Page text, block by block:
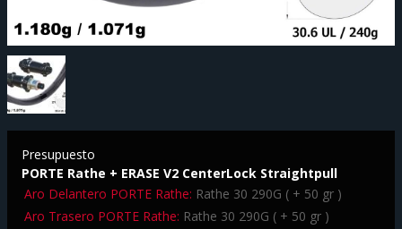
Presupuesto
PORTE Rathe + ERASE V2 CenterLock Straightpull
Aro Delantero PORTE Rathe: Rathe 30 290G ( + 50 gr )
Aro Trasero PORTE Rathe: Rathe 30 290G ( + 50 gr )